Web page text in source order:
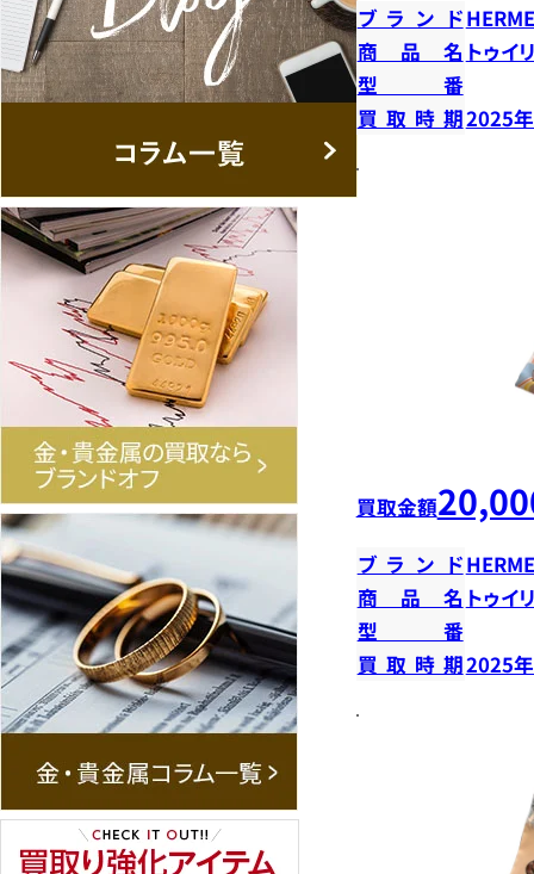
ブランド
商品名 トゥイ
型番
買取時期2025
買取金額
ブランド
商品名 トゥイ
型番
買取時期2025